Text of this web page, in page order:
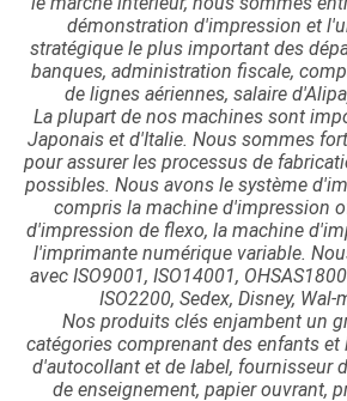
démonstration d'impression et
stratégique le plus important des
banques, administration fiscale,
de lignes aériennes, salaire
La plupart de nos machines sont
Japonais et d'Italie. Nous sommes
pour assurer les processus de
possibles. Nous avons le système
compris la machine d'impression
d'impression de flexo, la machine
l'imprimante numérique variable.
avec ISO9001, ISO14001,
ISO2200, Sedex, Disney, Wal-
Nos produits clés enjambent un
catégories comprenant des enfants et
d'autocollant et de label, fournisseur
de enseignement, papier ouvrant,